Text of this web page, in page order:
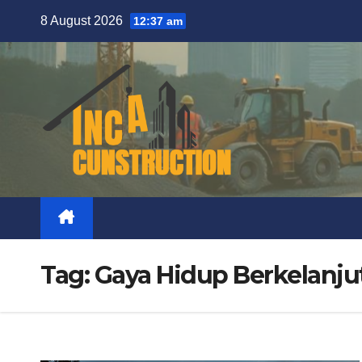
content
8 August 2026 12:37 am
Tag:Gaya Hidup